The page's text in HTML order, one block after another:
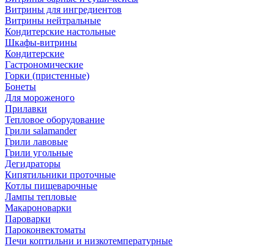
Витрины для ингредиентов
Витрины нейтральные
Кондитерские настольные
Шкафы-витрины
Кондитерские
Гастрономические
Горки (пристенные)
Бонеты
Для мороженого
Прилавки
Тепловое оборудование
Грили salamander
Грили лавовые
Грили угольные
Дегидраторы
Кипятильники проточные
Котлы пищеварочные
Лампы тепловые
Макароноварки
Пароварки
Пароконвектоматы
Печи коптильни и низкотемпературные